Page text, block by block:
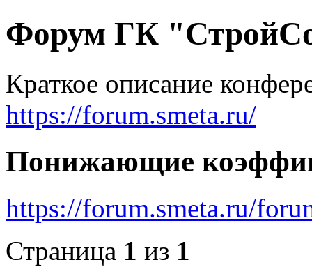
Форум ГК
Краткое описание
https://forum.smeta.ru/
Понижающие
https://forum.smeta.ru/
Страница 1 из 1